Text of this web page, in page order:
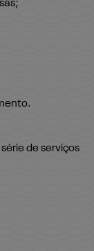
de serviços